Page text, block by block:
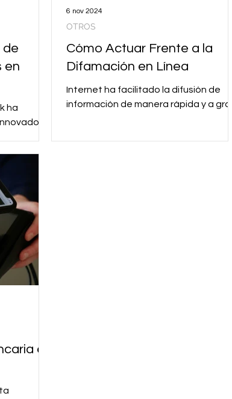
de
en
ha
Cómo Actuar Frente a la
Difamación en Línea
Internet ha facilitado la difusión de
información de manera rápida y a gran
OTROS
6 nov 2024
en